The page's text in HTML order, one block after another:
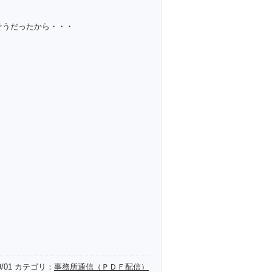
だったから・・・
01 カテゴリ： 事務所通信（ＰＤＦ配信）